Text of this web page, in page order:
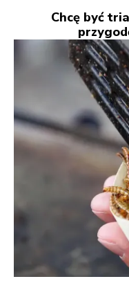
Chcę być